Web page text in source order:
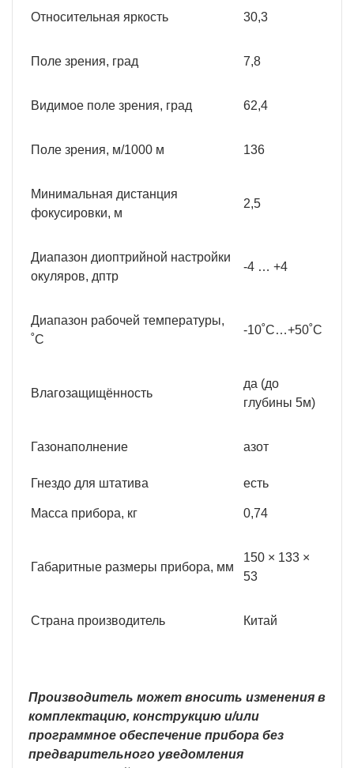
Относительная яркость 30,3
Поле зрения, град 7,8
Видимое поле зрения, град 62,4
Поле зрения, м/1000 м 136
Минимальная дистанция
фокусировки, м
2,5
Диапазон диоптрийной настройки
окуляров, дптр
-4 … +4
Диапазон рабочей температуры,
˚С
-10˚С…+50˚С
Влагозащищённость
да (до
глубины 5м)
Газонаполнение азот
Гнездо для штатива есть
Масса прибора, кг 0,74
Габаритные размеры прибора, мм
150 × 133 ×
53
Страна производитель Китай
Производитель может вносить изменения в
комплектацию, конструкцию и/или
программное обеспечение прибора без
предварительного уведомления